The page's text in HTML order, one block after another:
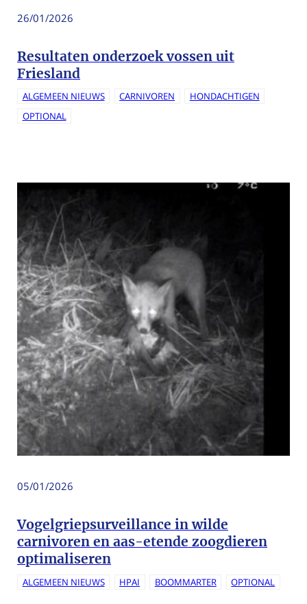
26/01/2026
Resultaten onderzoek vossen uit
Friesland
ALGEMEEN NIEUWS CARNIVOREN
HONDACHTIGEN
OPTIONAL
05/01/2026
Vogelgriepsurveillance in wilde
carnivoren en aas-etende zoogdieren
optimaliseren
ALGEMEEN NIEUWS HPAI BOOMMARTER OPTIONAL